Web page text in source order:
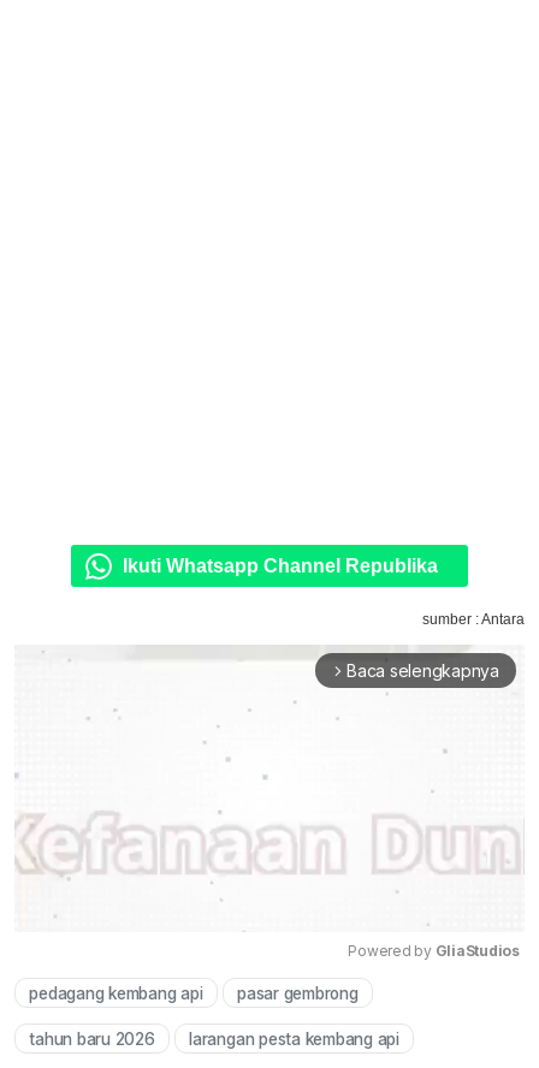
Ikuti Whatsapp Channel Republika
sumber : Antara
arrow_forward_ios Baca selengkapnya
Powered by GliaStudios
pedagang kembang api pasar gembrong
tahun baru 2026 larangan pesta kembang api